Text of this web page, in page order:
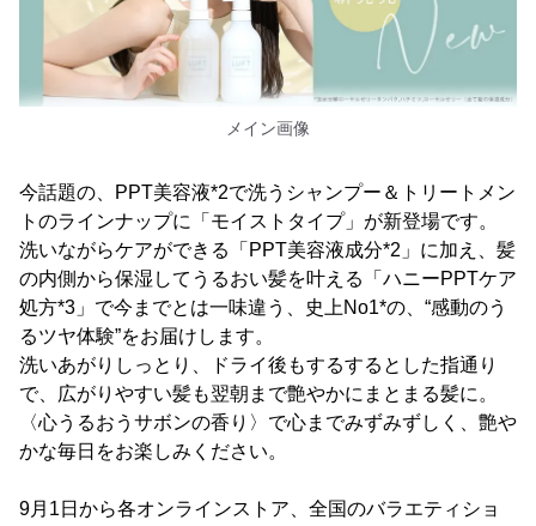
メイン画像
今話題の、PPT美容液*2で洗うシャンプー＆トリートメン
トのラインナップに「モイストタイプ」が新登場です。
洗いながらケアができる「PPT美容液成分*2」に加え、髪
の内側から保湿してうるおい髪を叶える「ハニーPPTケア
処方*3」で今までとは一味違う、史上No1*の、“感動のう
るツヤ体験”をお届けします。
洗いあがりしっとり、ドライ後もするするとした指通り
で、広がりやすい髪も翌朝まで艶やかにまとまる髪に。
〈心うるおうサボンの香り〉で心までみずみずしく、艶や
かな毎日をお楽しみください。
9月1日から各オンラインストア、全国のバラエティショ